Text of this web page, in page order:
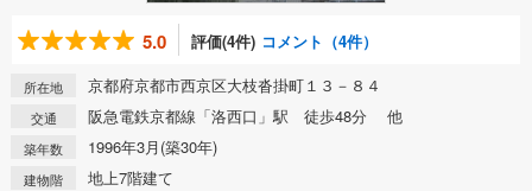
5.0 評価(4件) コメント（4件）
所在地 京都府京都市西京区大枝沓掛町１３－８４
交通 阪急電鉄京都線「洛西口」駅 徒歩48分 他
築年数 1996年3月(築30年)
建物階 地上7階建て